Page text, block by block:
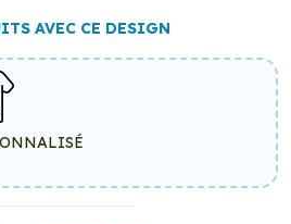
AVEC CE DESIGN